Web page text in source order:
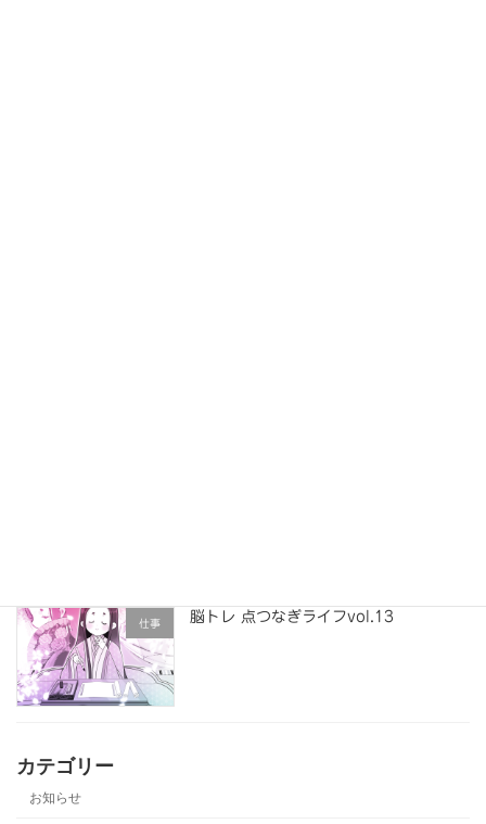
仕事 脳トレ 点つなぎライフvol.13
カテゴリー
お知らせ